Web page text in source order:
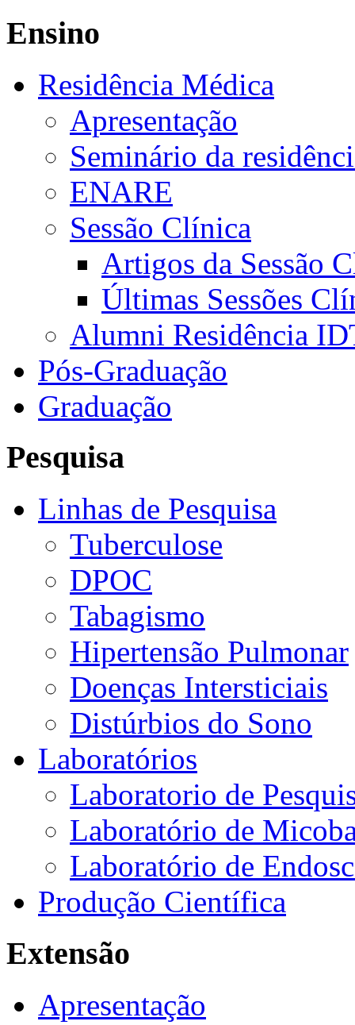
Ensino
Residência Médica
Apresentação
Seminário da
ENARE
Sessão Clínica
Artigos da Sessão
Últimas Sessões
Alumni Residência
Pós-Graduação
Graduação
Pesquisa
Linhas de Pesquisa
Tuberculose
DPOC
Tabagismo
Hipertensão Pulmonar
Doenças Intersticiais
Distúrbios do Sono
Laboratórios
Laboratorio de
Laboratório de
Laboratório de
Produção Científica
Extensão
Apresentação